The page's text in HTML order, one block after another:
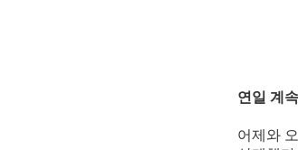
연일 계
어제와